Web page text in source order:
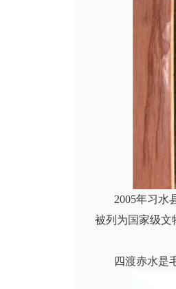
2005年习水县
被列为国家级文
四渡赤水是毛